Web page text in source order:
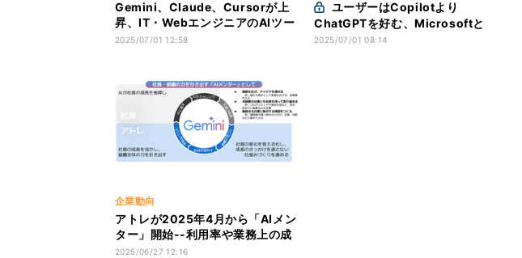
Gemini、Claude、Cursorが上
昇、IT・WebエンジニアのAIツー
ルの利用動向や影響
2025/07/01 12:58
ChatGPTを好む、Microsoftと
OpenAIの関係にも変化の兆し
2025/07/01 08:14
企業動向
アトレが2025年4月から「AIメン
ター」開始--利用率や業務上の成
果は？
2025/06/27 12:16